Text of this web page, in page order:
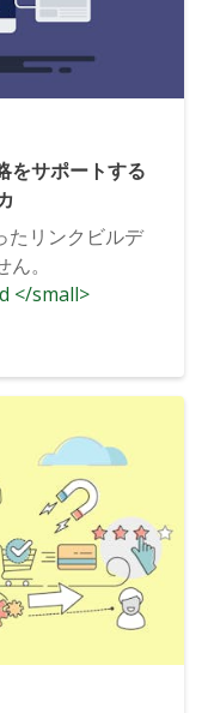
をサポートする
たリンクビルデ
。
</small>